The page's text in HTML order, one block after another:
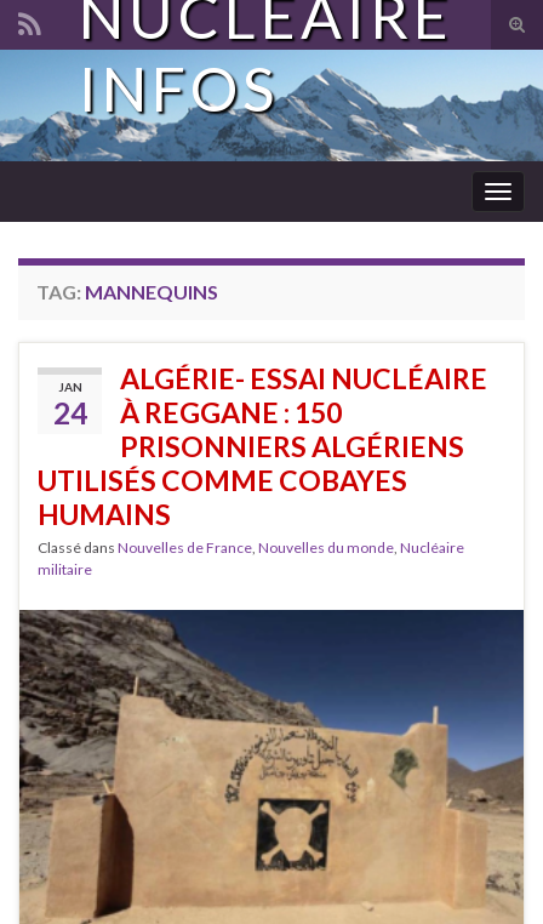
Search for:
NUCLÉAIRE
INFOS
TAG: MANNEQUINS
JAN
24
ALGÉRIE- ESSAI NUCLÉAIRE
À REGGANE : 150
PRISONNIERS ALGÉRIENS
UTILISÉS COMME COBAYES
HUMAINS
Classé dans Nouvelles de France, Nouvelles du monde, Nucléaire
militaire